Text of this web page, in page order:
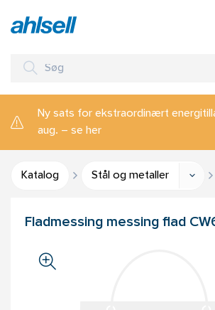
Ny sats for ekstraordinært
aug. – se her
Katalog Stål og metaller
Fladmessing messing flad